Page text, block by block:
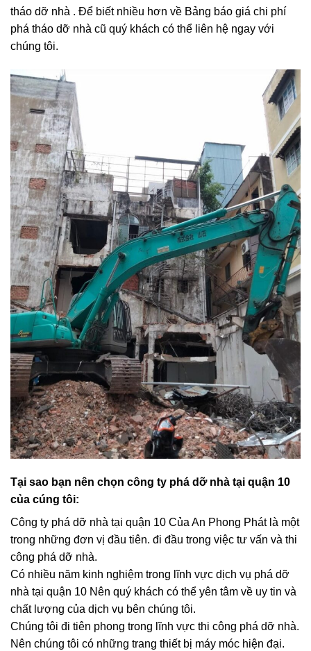
tháo dỡ nhà . Để biết nhiều hơn về Bảng báo giá chi phí
phá tháo dỡ nhà cũ quý khách có thể liên hệ ngay với
chúng tôi.
Tại sao bạn nên chọn công ty phá dỡ nhà tại quận 10
của cúng tôi:
Công ty phá dỡ nhà tại quận 10 Của An Phong Phát là một
trong những đơn vị đầu tiên. đi đầu trong việc tư vấn và thi
công phá dỡ nhà.
Có nhiều năm kinh nghiệm trong lĩnh vực dịch vụ phá dỡ
nhà tại quận 10 Nên quý khách có thể yên tâm về uy tin và
chất lượng của dịch vụ bên chúng tôi.
Chúng tôi đi tiên phong trong lĩnh vực thi công phá dỡ nhà.
Nên chúng tôi có những trang thiết bị máy móc hiện đại.